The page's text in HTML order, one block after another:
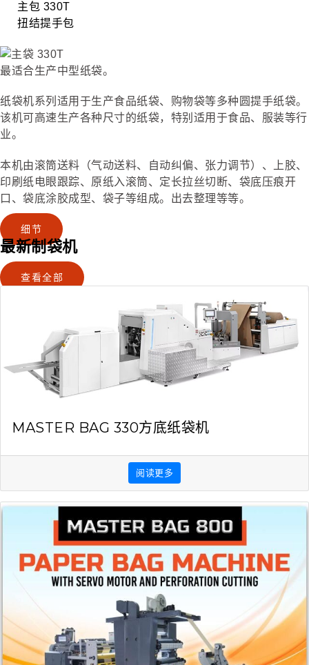
主包 330T
扭结提手包
最适合生产中型纸袋。
纸袋机系列适用于生产食品纸袋、购物袋等多种圆提手纸袋。
该机可高速生产各种尺寸的纸袋，特别适用于食品、服装等行
业。
本机由滚筒送料（气动送料、自动纠偏、张力调节）、上胶、
印刷纸电眼跟踪、原纸入滚筒、定长拉丝切断、袋底压痕开
口、袋底涂胶成型、袋子等组成。出去整理等等。
细节
最新制袋机
查看全部
MASTER BAG 330方底纸袋机
阅读更多